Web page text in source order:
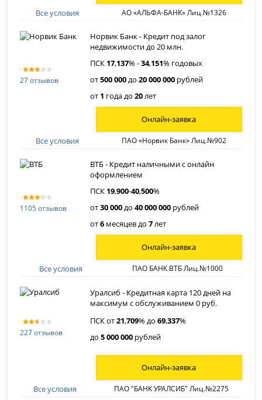
Все условия АО «АЛЬФА-БАНК» Лиц.№1326
27 отзывов
Норвик Банк - Кредит под залог
недвижимости до 20 млн.
ПСК 17,137% -34,151% годовых
от500 000до20 000 000 рублей
от 1 года до20лет
Все условия ПАО «Норвик Банк» Лиц.№902
Онлайн-заявка
1105 отзывов
ВТБ - Кредит наличными с онлайн
оформлением
ПСК 19,900-40,500%
от30 000до40 000 000 рублей
от6 месяцев до7лет
Все условия ПАО БАНК ВТБ Лиц.№1000
Онлайн-заявка
227 отзывов
Уралсиб - Кредитная карта 120 дней на
максимум с обслуживанием 0 руб.
ПСК от21,709% до69,337%
до5 000 000 рублей
Все условия ПАО "БАНК УРАЛСИБ" Лиц.№2275
Онлайн-заявка